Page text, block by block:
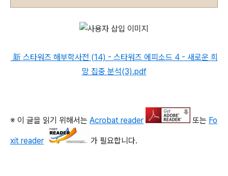
新 스타워즈 해부학사전 (14) - 스타워즈 에피소드 4 - 새로운 희
망 집중 분석(3).pdf
※ 이 글을 읽기 위해서는 Acrobat reader 또는 Fo
xit reader 가 필요합니다.